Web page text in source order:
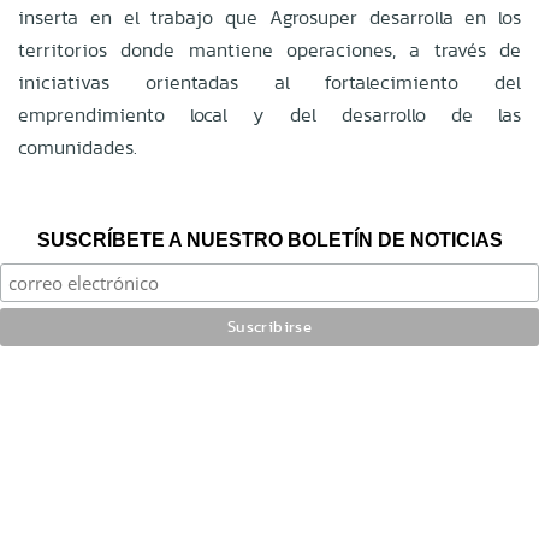
inserta en el trabajo que Agrosuper desarrolla en los
territorios donde mantiene operaciones, a través de
iniciativas orientadas al fortalecimiento del
emprendimiento local y del desarrollo de las
comunidades.
SUSCRÍBETE A NUESTRO BOLETÍN DE NOTICIAS